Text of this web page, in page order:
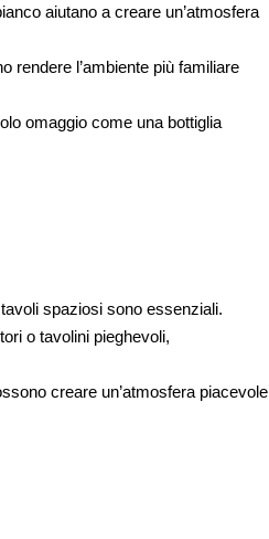
aiutano a creare un’atmosfera
rendere l’ambiente più familiare
omaggio come una bottiglia
spaziosi sono essenziali.
o tavolini pieghevoli,
creare un’atmosfera piacevole